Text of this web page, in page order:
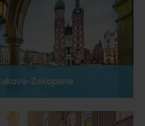
Zakopane